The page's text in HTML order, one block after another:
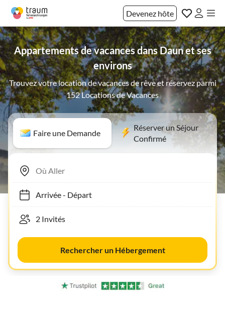
Devenez hôte
Appartements de vacances dans Daun et ses
environs
Trouvez votre location de vacances de rêve et réservez parmi
152 Locations de Vacances
Faire une Demande
Réserver un Séjour
Confirmé
Arrivée- Départ
Rechercher un Hébergement